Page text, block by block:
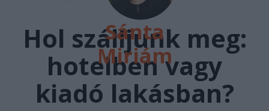
Sánta
Miriám
Hol szálljunk meg:
hotelben vagy
kiadó lakásban?